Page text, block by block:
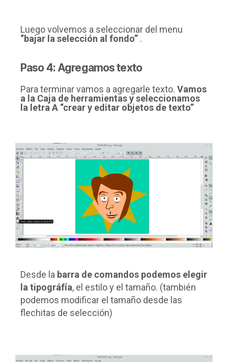
Luego volvemos a seleccionar del menu
“bajar la selección al fondo” .
Paso 4: Agregamos texto
Para terminar vamos a agregarle texto. Vamos
a la Caja de herramientas y seleccionamos
la letra A “crear y editar objetos de texto”
Desde la barra de comandos podemos elegir
la tipográfía, el estilo y el tamaño. (también
podemos modificar el tamaño desde las
flechitas de selección)